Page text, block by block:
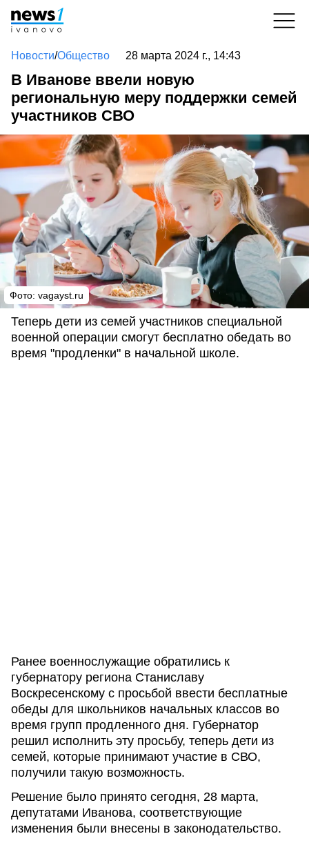
Новости/Общество 28 марта 2024 г., 14:43
В Иванове ввели новую
региональную меру поддержки семей
участников СВО
Фото: vagayst.ru
Теперь дети из семей участников специальной
военной операции смогут бесплатно обедать во
время "продленки" в начальной школе.
Ранее военнослужащие обратились к
губернатору региона Станиславу
Воскресенскому с просьбой ввести бесплатные
обеды для школьников начальных классов во
время групп продленного дня. Губернатор
решил исполнить эту просьбу, теперь дети из
семей, которые принимают участие в СВО,
получили такую возможность.
Решение было принято сегодня, 28 марта,
депутатами Иванова, соответствующие
изменения были внесены в законодательство.